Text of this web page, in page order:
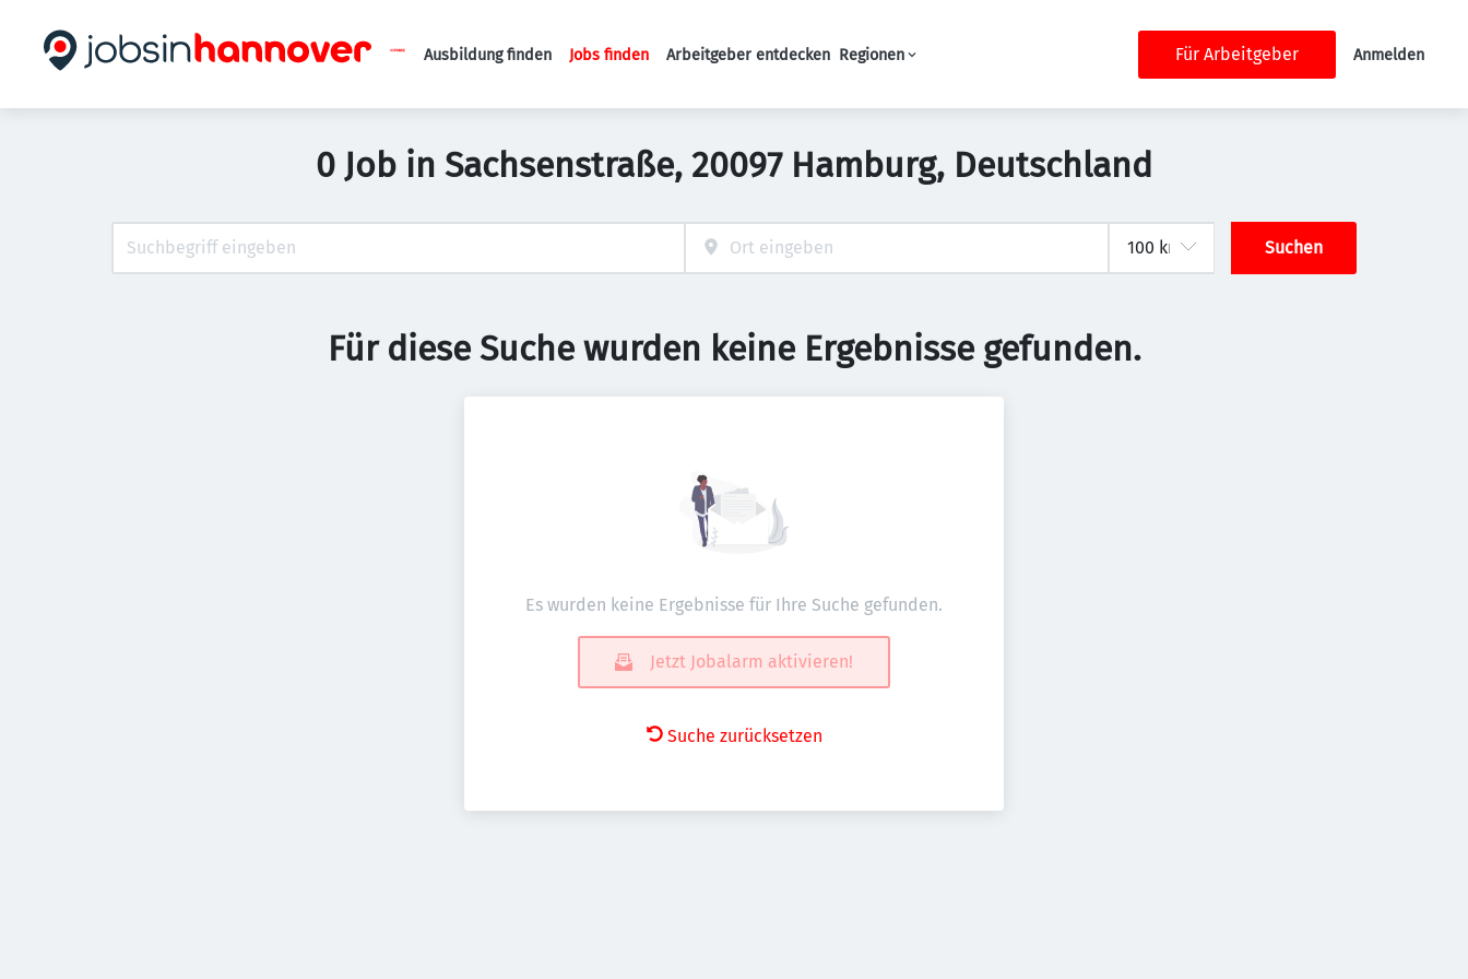
Haupt-Navigation
Ausbildung finden Jobs finden Arbeitgeber entdecken Regionen Für Arbeitgeber Anmelden
0 Job in Sachsenstraße, 20097 Hamburg, Deutschland
Suchen
Für diese Suche wurden keine Ergebnisse gefunden.
Es wurden keine Ergebnisse für Ihre Suche gefunden.
Jetzt Jobalarm aktivieren!
Suche zurücksetzen